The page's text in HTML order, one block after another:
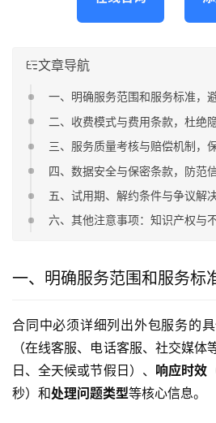
文章导航
一、明确服务范围和服务标准，
二、收费模式与费用条款，杜绝
三、服务质量考核与赔偿机制，
四、数据安全与保密条款，防范
五、试用期、解约条件与争议解
六、其他注意事项：知识产权与
一、明确服务范围和服务标
合同中必须详细列出外包服务的
（在线客服、电话客服、社交媒体
日、全天候或节假日）、 响应时效
秒）和处理问题类型等核心信息。